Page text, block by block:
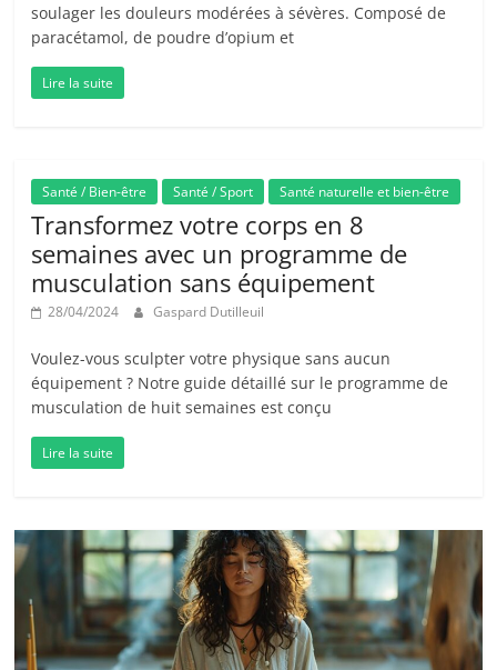
soulager les douleurs modérées à sévères. Composé de
paracétamol, de poudre d’opium et
Lire la suite
Santé / Bien-être Santé / Sport Santé naturelle et bien-être
Transformez votre corps en 8
semaines avec un programme de
musculation sans équipement
28/04/2024 Gaspard Dutilleuil
Voulez-vous sculpter votre physique sans aucun
équipement ? Notre guide détaillé sur le programme de
musculation de huit semaines est conçu
Lire la suite